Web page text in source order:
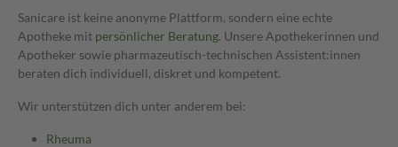
Sanicare ist keine anonyme Plattform, sondern eine echte
Apotheke mit persönlicher Beratung. Unsere Apothekerinnen und
Apotheker sowie pharmazeutisch-technischen Assistent:innen
beraten dich individuell, diskret und kompetent.
Wir unterstützen dich unter anderem bei:
Rheuma